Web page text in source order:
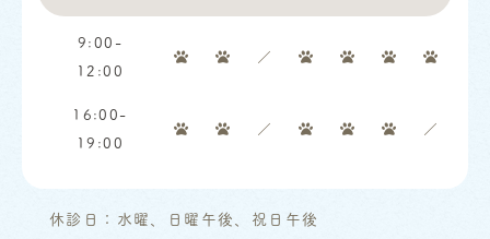
9:00-
12:00
／
16:00-
19:00
／ ／
休診日：水曜、日曜午後、祝日午後